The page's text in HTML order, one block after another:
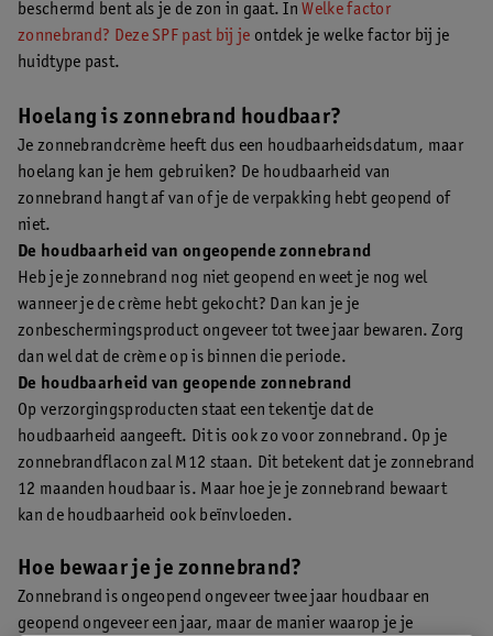
beschermd bent als je de zon in gaat. InWelke factor
zonnebrand? Deze SPF past bij je ontdek je welke factor bij je
huidtype past.
Hoelang is zonnebrand houdbaar?
Je zonnebrandcrème heeft dus een houdbaarheidsdatum, maar
hoelang kan je hem gebruiken? De houdbaarheid van
zonnebrand hangt af van of je de verpakking hebt geopend of
niet.
De houdbaarheid van ongeopende zonnebrand
Heb je je zonnebrand nog niet geopend en weet je nog wel
wanneer je de crème hebt gekocht? Dan kan je je
zonbeschermingsproduct ongeveer tot twee jaar bewaren. Zorg
dan wel dat de crème op is binnen die periode.
De houdbaarheid van geopende zonnebrand
Op verzorgingsproducten staat een tekentje dat de
houdbaarheid aangeeft. Dit is ook zo voor zonnebrand. Op je
zonnebrandflacon zal M12 staan. Dit betekent dat je zonnebrand
12 maanden houdbaar is. Maar hoe je je zonnebrand bewaart
kan de houdbaarheid ook beïnvloeden.
Hoe bewaar je je zonnebrand?
Zonnebrand is ongeopend ongeveer twee jaar houdbaar en
geopend ongeveer een jaar, maar de manier waarop je je